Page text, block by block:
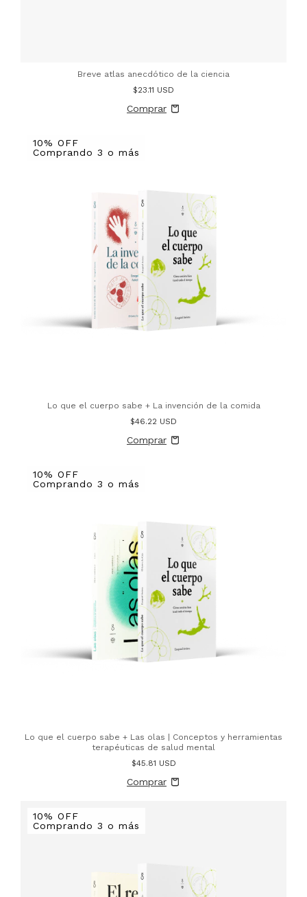
Breve atlas anecdótico de la ciencia
$23.11 USD
10% OFF
Comprando 3 o más
Lo que el cuerpo sabe + La invención de la comida
$46.22 USD
10% OFF
Comprando 3 o más
Lo que el cuerpo sabe + Las olas | Conceptos y herramientas
terapéuticas de salud mental
$45.81 USD
10% OFF
Comprando 3 o más